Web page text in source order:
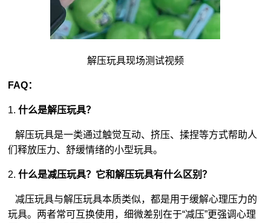
解压玩具现场测试视频
FAQ：
1.什么是解压玩具？
解压玩具是一类通过触觉互动、挤压、揉捏等方式帮助人
们释放压力、舒缓情绪的小型玩具。
2.什么是减压玩具？它和解压玩具有什么区别？
减压玩具与解压玩具本质类似，都是用于缓解心理压力的
玩具。两者常可互换使用，细微差别在于“减压”更强调心理